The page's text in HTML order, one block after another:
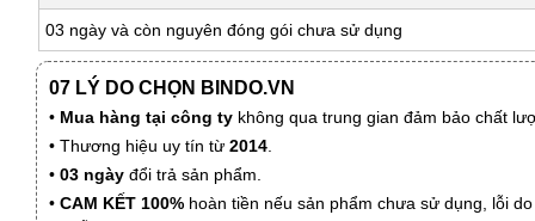
03 ngày và còn nguyên đóng gói chưa sử dụng
07 LÝ DO CHỌN BINDO.VN
• Mua hàng tại công ty không qua trung gian đảm bảo chất
• Thương hiệu uy tín từ 2014.
• 03 ngày đổi trả sản phẩm.
• CAM KẾT 100% hoàn tiền nếu sản phẩm chưa sử dụng, lỗi